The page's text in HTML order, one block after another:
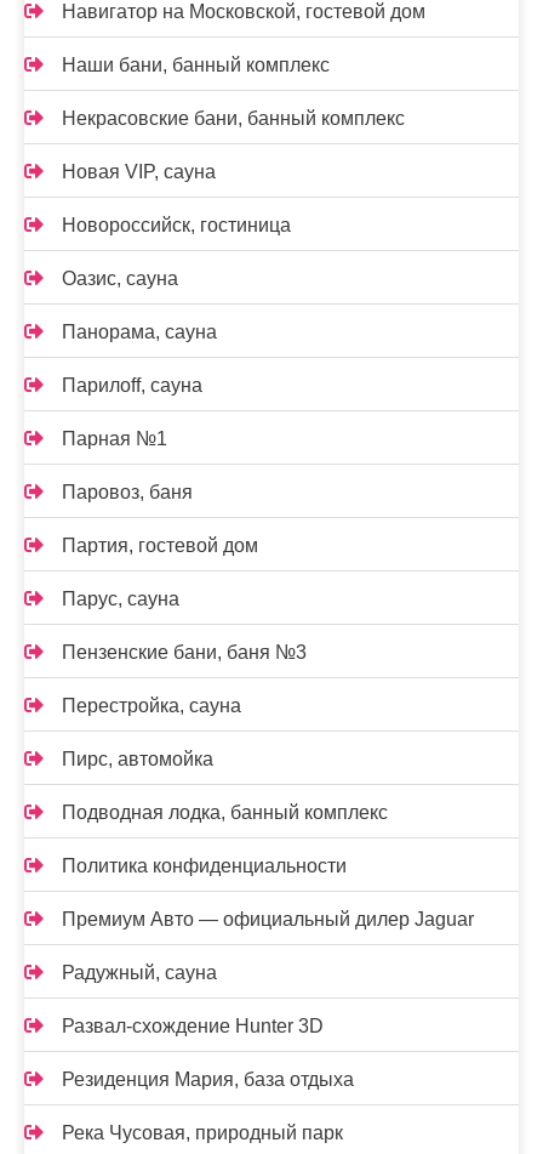
Навигатор на Московской, гостевой дом
Наши бани, банный комплекс
Некрасовские бани, банный комплекс
Новая VIP, сауна
Новороссийск, гостиница
Оазис, сауна
Панорама, сауна
Парилоff, сауна
Парная №1
Паровоз, баня
Партия, гостевой дом
Парус, сауна
Пензенские бани, баня №3
Перестройка, сауна
Пирс, автомойка
Подводная лодка, банный комплекс
Политика конфиденциальности
Премиум Авто — официальный дилер Jaguar
Радужный, сауна
Развал-схождение Hunter 3D
Резиденция Мария, база отдыха
Река Чусовая, природный парк